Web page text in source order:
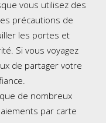
vous utilisez des
précautions de
les portes et
Si vous voyagez
de partager votre
de nombreux
par carte